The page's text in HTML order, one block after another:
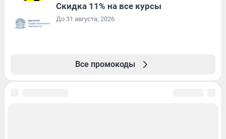
Скидка 11% на все курсы
До 31 августа, 2026
Все промокоды